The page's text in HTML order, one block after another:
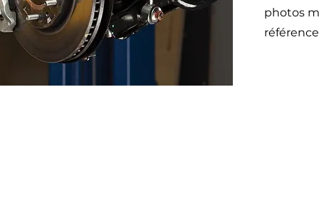
photos